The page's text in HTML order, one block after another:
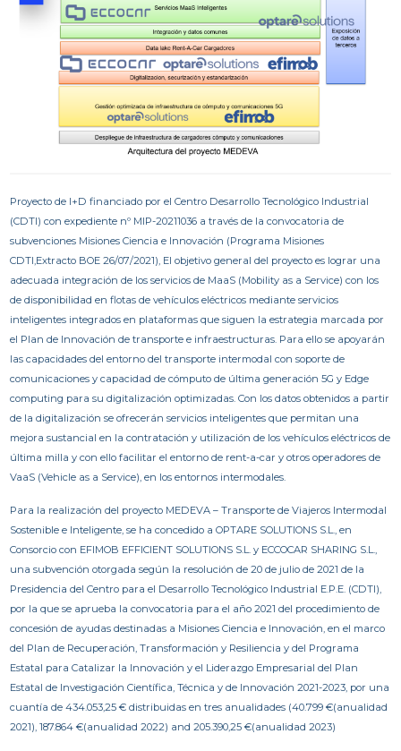
Proyecto de I+D financiado por el Centro Desarrollo Tecnológico Industrial
(CDTI) con expediente nº MIP-20211036 a través de la convocatoria de
subvenciones Misiones Ciencia e Innovación (Programa Misiones
CDTI,Extracto BOE 26/07/2021), El objetivo general del proyecto es lograr una
adecuada integración de los servicios de MaaS (Mobility as a Service) con los
de disponibilidad en flotas de vehículos eléctricos mediante servicios
inteligentes integrados en plataformas que siguen la estrategia marcada por
el Plan de Innovación de transporte e infraestructuras. Para ello se apoyarán
las capacidades del entorno del transporte intermodal con soporte de
comunicaciones y capacidad de cómputo de última generación 5G y Edge
computing para su digitalización optimizadas. Con los datos obtenidos a partir
de la digitalización se ofrecerán servicios inteligentes que permitan una
mejora sustancial en la contratación y utilización de los vehículos eléctricos de
última milla y con ello facilitar el entorno de rent-a-car y otros operadores de
VaaS (Vehicle as a Service), en los entornos intermodales.
Para la realización del proyecto MEDEVA – Transporte de Viajeros Intermodal
Sostenible e Inteligente, se ha concedido a OPTARE SOLUTIONS S.L., en
Consorcio con EFIMOB EFFICIENT SOLUTIONS S.L. y ECCOCAR SHARING S.L.,
una subvención otorgada según la resolución de 20 de julio de 2021 de la
Presidencia del Centro para el Desarrollo Tecnológico Industrial E.P.E. (CDTI),
por la que se aprueba la convocatoria para el año 2021 del procedimiento de
concesión de ayudas destinadas a Misiones Ciencia e Innovación, en el marco
del Plan de Recuperación, Transformación y Resiliencia y del Programa
Estatal para Catalizar la Innovación y el Liderazgo Empresarial del Plan
Estatal de Investigación Científica, Técnica y de Innovación 2021-2023, por una
cuantía de 434.053,25 € distribuidas en tres anualidades (40.799 €(anualidad
2021), 187.864 €(anualidad 2022) and 205.390,25 €(anualidad 2023)